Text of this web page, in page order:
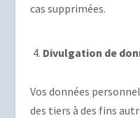
cas supprimées.
Divulgation de
Vos données
des tiers à des fins